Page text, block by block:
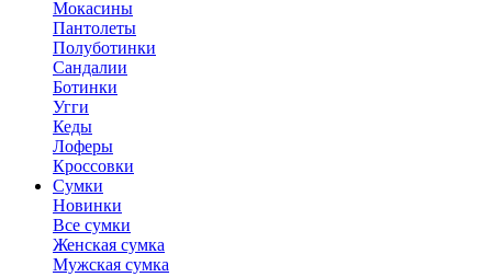
Мокасины
Пантолеты
Полуботинки
Сандалии
Ботинки
Угги
Кеды
Лоферы
Кроссовки
Сумки
Новинки
Все сумки
Женская сумка
Мужская сумка